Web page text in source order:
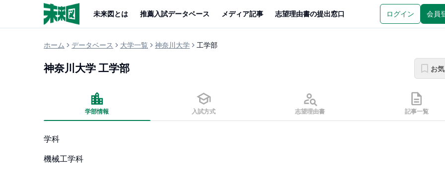
未来図とは 推薦入試データベース メディア記事 志望理由書の提出窓口 ログイン 会員
ホーム データベース 大学一覧 神奈川大学 工学部
神奈川大学 工学部 お
学部情報 入試方式 志望理由書 記事一覧
学科
機械工学科